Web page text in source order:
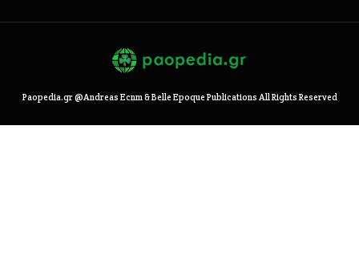
Paopedia.gr @Andreas Ecnm & Belle Epoque Publications All Rights Reserved